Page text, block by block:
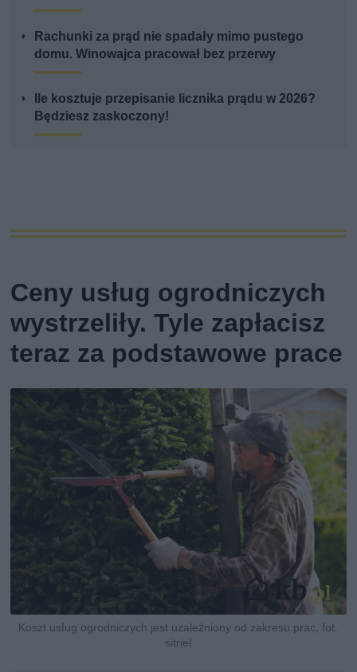
Rachunki za prąd nie spadały mimo pustego
domu. Winowajca pracował bez przerwy
Ile kosztuje przepisanie licznika prądu w 2026?
Będziesz zaskoczony!
Ceny usług ogrodniczych
wystrzeliły. Tyle zapłacisz
teraz za podstawowe prace
Koszt usług ogrodniczych jest uzależniony od zakresu prac, fot.
sitriel